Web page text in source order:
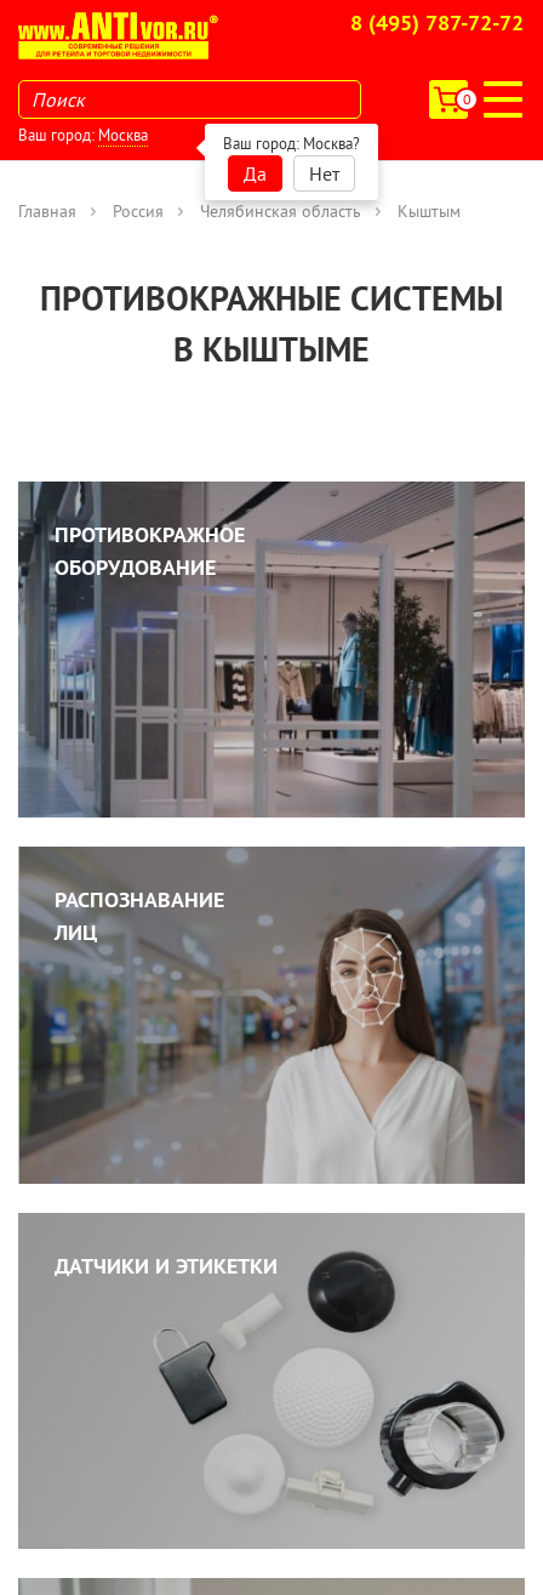
8 (495) 787-72-72
0
Ваш город: Москва Ваш город: Москва?
Да Нет
Главная Россия Челябинская область Кыштым
ПРОТИВОКРАЖНЫЕ СИСТЕМЫ
В КЫШТЫМЕ
ПРОТИВОКРАЖНОЕ
ОБОРУДОВАНИЕ
РАСПОЗНАВАНИЕ
ЛИЦ
ДАТЧИКИ И ЭТИКЕТКИ